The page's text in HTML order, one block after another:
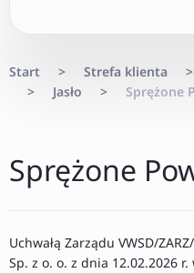
Start > Strefa klienta >
>
Jasło > Sprężone
Sprężone
Uchwałą Zarządu VWSD/
Sp. z o. o. z dnia 12.02.2026